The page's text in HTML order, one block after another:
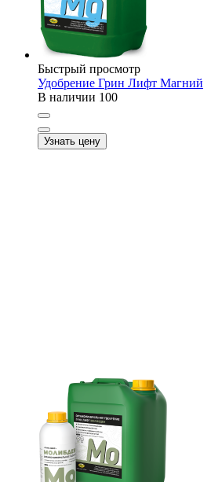
Быстрый просмотр
Удобрение Грин Лифт Магний
В наличии 100
Узнать цену